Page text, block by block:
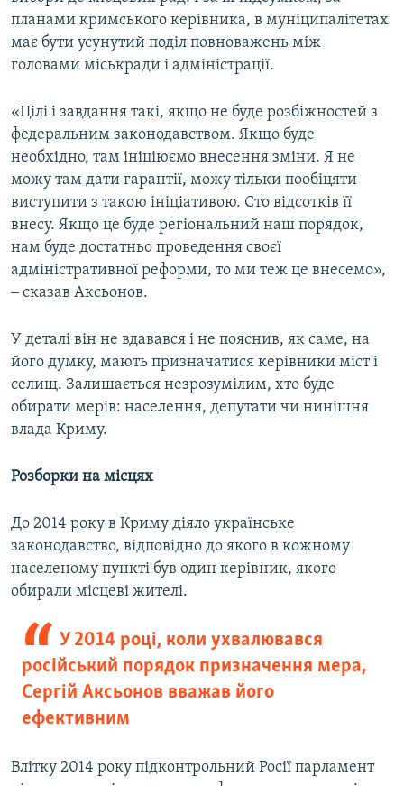
планами кримського керівника, в муніципалітетах
має бути усунутий поділ повноважень між
головами міськради і адміністрації.
«Цілі і завдання такі, якщо не буде розбіжностей з
федеральним законодавством. Якщо буде
необхідно, там ініціюємо внесення зміни. Я не
можу там дати гарантії, можу тільки пообіцяти
виступити з такою ініціативою. Сто відсотків її
внесу. Якщо це буде регіональний наш порядок,
нам буде достатньо проведення своєї
адміністративної реформи, то ми теж це внесемо»,
‒ сказав Аксьонов.
У деталі він не вдавався і не пояснив, як саме, на
його думку, мають призначатися керівники міст і
селищ. Залишається незрозумілим, хто буде
обирати мерів: населення, депутати чи нинішня
влада Криму.
Розборки на місцях
До 2014 року в Криму діяло українське
законодавство, відповідно до якого в кожному
населеному пункті був один керівник, якого
обирали місцеві жителі.
У 2014 році, коли ухвалювався
російський порядок призначення мера,
Сергій Аксьонов вважав його
ефективним
Влітку 2014 року підконтрольний Росії парламент